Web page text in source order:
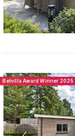
Belvilla Award Winner 2025